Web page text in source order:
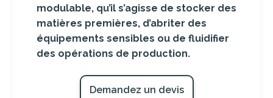
modulable, qu’il s’agisse de stocker des
matières premières, d’abriter des
équipements sensibles ou de fluidifier
des opérations de production.
Demandez un devis